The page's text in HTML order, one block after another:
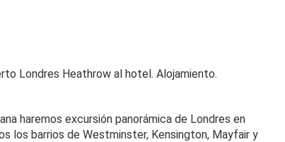
Londres Heathrow al hotel. Alojamiento.
haremos excursión panorámica de Londres en
los barrios de Westminster, Kensington, Mayfair y